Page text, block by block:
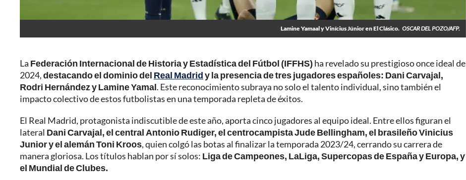
Lamine Yamaal y Vinícius Júnior en El Clásico. OSCAR DEL POZO/AFP.
La Federación Internacional de Historia y Estadística del Fútbol (IFFHS) ha revelado su prestigioso once ideal de
2024,destacando el dominio del Real Madridy la presencia de tres jugadores españoles: Dani Carvajal,
Rodri Hernández y Lamine Yamal. Este reconocimiento subraya no solo el talento individual, sino también el
impacto colectivo de estos futbolistas en una temporada repleta de éxitos.
El Real Madrid, protagonista indiscutible de este año, aporta cinco jugadores al equipo ideal. Entre ellos figuran el
lateral Dani Carvajal, el central Antonio Rudiger, el centrocampista Jude Bellingham, el brasileño Vinicius
Junior y el alemán Toni Kroos, quien colgó las botas al finalizar la temporada 2023/24, cerrando su carrera de
manera gloriosa. Los títulos hablan por sí solos: Liga de Campeones, LaLiga, Supercopas de España y Europa, y
el Mundial de Clubes.